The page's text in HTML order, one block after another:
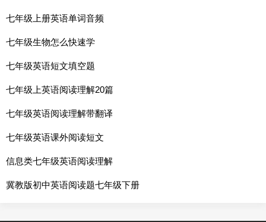
七年级上册英语单词音频
七年级生物怎么快速学
七年级英语短文填空题
七年级上英语阅读理解20篇
七年级英语阅读理解带翻译
七年级英语课外阅读短文
信息类七年级英语阅读理解
冀教版初中英语阅读题七年级下册